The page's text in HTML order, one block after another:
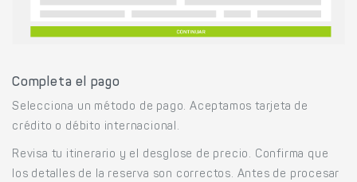
Completa el pago
Selecciona un método de pago. Aceptamos tarjeta de
crédito o débito internacional.
Revisa tu itinerario y el desglose de precio. Confirma que
los detalles de la reserva son correctos. Antes de procesar